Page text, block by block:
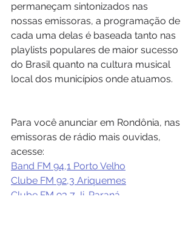
permaneçam sintonizados nas
nossas emissoras, a programação de
cada uma delas é baseada tanto nas
playlists populares de maior sucesso
do Brasil quanto na cultura musical
local dos municípios onde atuamos.
Para você anunciar em Rondônia, nas
emissoras de rádio mais ouvidas,
acesse:
Band FM 94,1 Porto Velho
Clube FM 92,3 Ariquemes
Clube FM 93,7 Ji-Paraná